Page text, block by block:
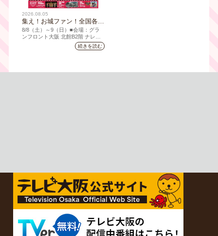
今回は夏の京都へ。五感で愉し
む、雅な伝統×心潤す美味いもん
2026.08.05
集え！お城ファン！全国各地
のお城PRブースが群雄割
拠！『大阪・お城フェス
2026』、いよいよ8/8（土）
8/8（⼟）～9（日）■会場：グラ
ンフロント⼤阪 北館B2階 ナレッ
ジキャピタル コングレコンベンシ
ョンセンター ⼤⼈ 前売1,400円
続きを読む